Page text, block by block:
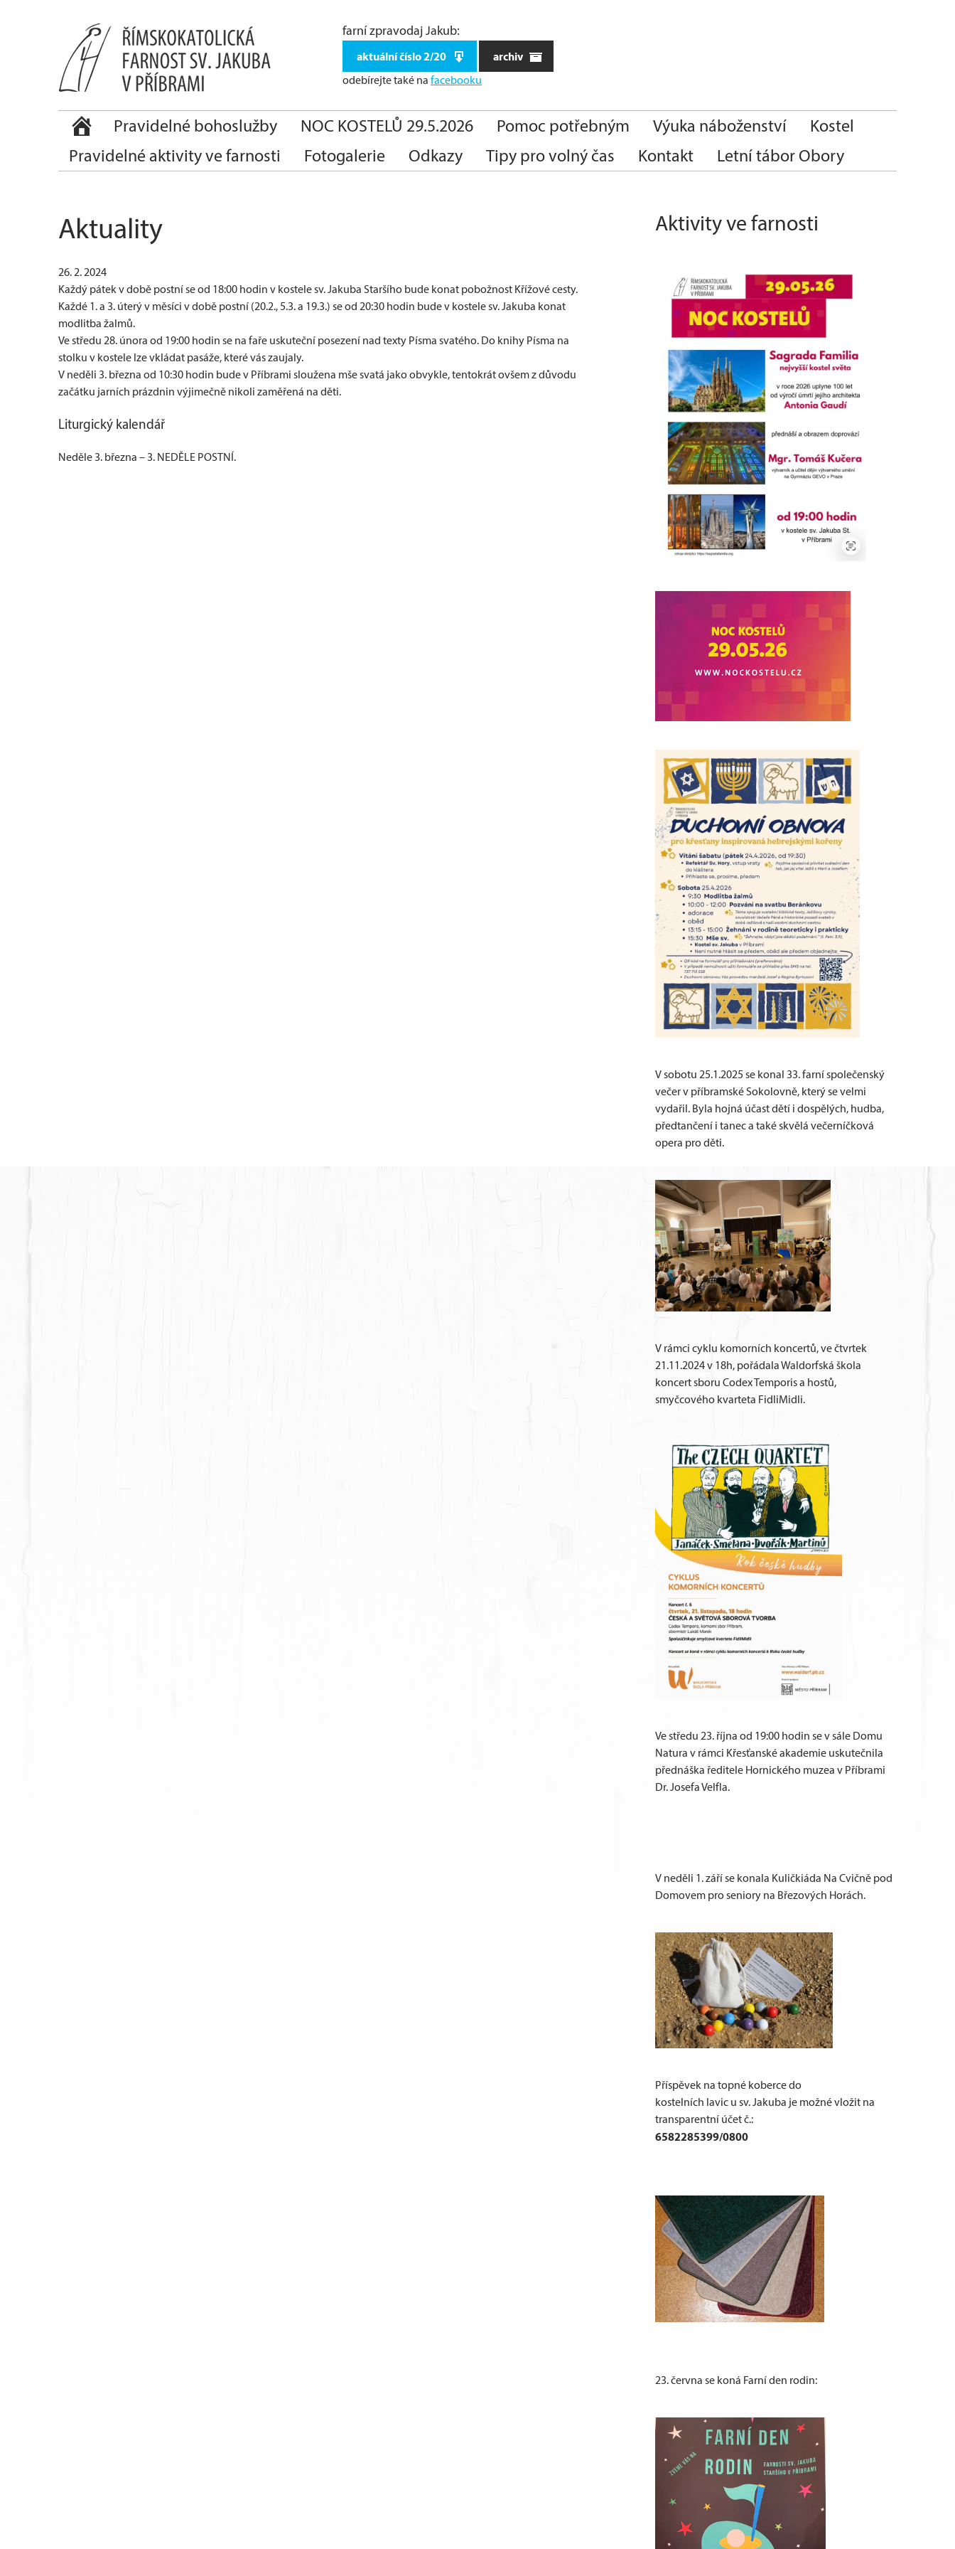
farní zpravodaj Jakub:
aktuální číslo 2/20 archiv
odebírejte také na facebooku
Pravidelné bohoslužby NOC KOSTELŮ 29.5.2026 Pomoc potřebným Výuka náboženství
Kostel
Pravidelné aktivity ve farnosti
Fotogalerie Odkazy Tipy pro volný čas Kontakt Letní tábor Obory
Aktuality
26. 2. 2024
Každý pátek v době postní se od 18:00 hodin v kostele sv. Jakuba Staršího bude konat pobožnost Křížové cesty.
Každé 1. a 3. úterý v měsíci v době postní (20.2., 5.3. a 19.3.) se od 20:30 hodin bude v kostele sv. Jakuba konat
modlitba žalmů.
Ve středu 28. února od 19:00 hodin se na faře uskuteční posezení nad texty Písma svatého. Do knihy Písma na
stolku v kostele lze vkládat pasáže, které vás zaujaly.
V neděli 3. března od 10:30 hodin bude v Příbrami sloužena mše svatá jako obvykle, tentokrát ovšem z důvodu
začátku jarních prázdnin výjimečně nikoli zaměřená na děti.
Liturgický kalendář
Neděle 3. března – 3. NEDĚLE POSTNÍ.
Aktivity ve farnosti
V sobotu 25.1.2025 se konal 33. farní společenský
večer v příbramské Sokolovně, který se velmi
vydařil. Byla hojná účast dětí i dospělých, hudba,
předtančení i tanec a také skvělá večerníčková
opera pro děti.
V rámci cyklu komorních koncertů, ve čtvrtek
21.11.2024 v 18h, pořádala Waldorfská škola
koncert sboru Codex Temporis a hostů,
smyčcového kvarteta FidliMidli.
Ve středu 23. října od 19:00 hodin se v sále Domu
Natura v rámci Křesťanské akademie uskutečnila
přednáška ředitele Hornického muzea v Příbrami
Dr. Josefa Velfla.
V neděli 1. září se konala Kuličkiáda Na Cvičně pod
Domovem pro seniory na Březových Horách.
Příspěvek na topné koberce do
kostelních lavic u sv. Jakuba je možné vložit na
transparentní účet č.:
6582285399/0800
23. června se koná Farní den rodin: